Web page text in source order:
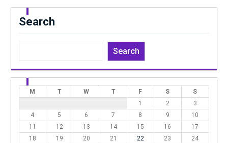
Search
Search
M T W T F S
S
1
2
3
4
5 6 7 8 9
10
11
12 13 14 15 16
17
18
19 20 21 22 23
24